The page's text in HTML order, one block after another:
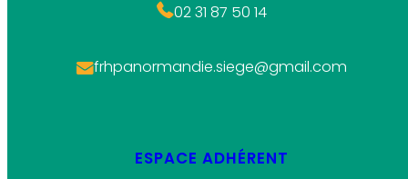
02 31 87 50 14
frhpanormandie.siege@gmail.com
ESPACE ADHÉRENT